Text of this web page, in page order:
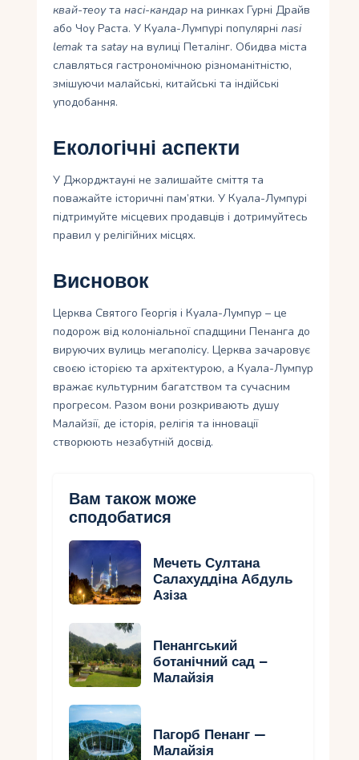
квай-теоутанасі-кандар на ринках Гурні Драйв
або Чоу Раста. У Куала-Лумпурі популярніnasi
lemak таsatayна вулиці Петалінг. Обидва міста
славляться гастрономічною різноманітністю,
змішуючи малайські, китайські та індійські
уподобання.
Екологічні аспекти
У Джорджтауні не залишайте сміття та
поважайте історичні пам’ятки. У Куала-Лумпурі
підтримуйте місцевих продавців і дотримуйтесь
правил у релігійних місцях.
Висновок
Церква Святого Георгія і Куала-Лумпур – це
подорож від колоніальної спадщини Пенанга до
вируючих вулиць мегаполісу. Церква зачаровує
своєю історією та архітектурою, а Куала-Лумпур
вражає культурним багатством та сучасним
прогресом. Разом вони розкривають душу
Малайзії, де історія, релігія та інновації
створюють незабутній досвід.
Вам також може
сподобатися
Мечеть Султана
Салахуддіна Абдуль
Азіза
Пенангський
ботанічний сад –
Малайзія
Пагорб Пенанг —
Малайзія